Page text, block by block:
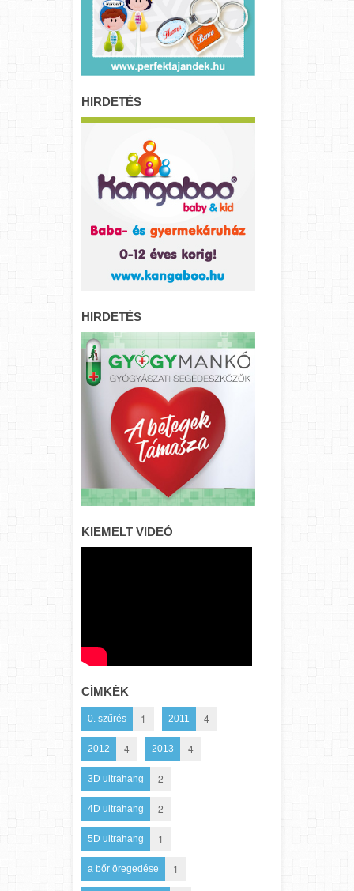
HIRDETÉS
HIRDETÉS
KIEMELT VIDEÓ
CÍMKÉK
0. szűrés 1 2011 4
2012 4 2013 4
3D ultrahang 2
4D ultrahang 2
5D ultrahang 1
a bőr öregedése 1